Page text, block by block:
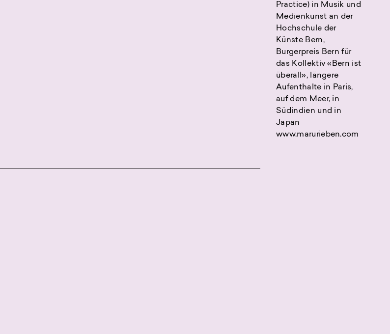
Practice) in Musik und
Medienkunst an der
Hochschule der
Künste Bern,
Burgerpreis Bern für
das Kollektiv «Bern ist
überall», längere
Aufenthalte in Paris,
auf dem Meer, in
Südindien und in
Japan
www.marurieben.com